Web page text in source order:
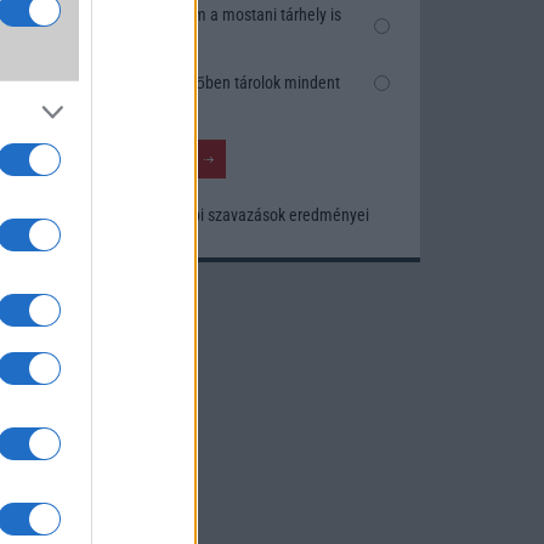
Nem, nekem a mostani tárhely is
Inkább felhőben tárolok mindent
Korábbi szavazások eredményei